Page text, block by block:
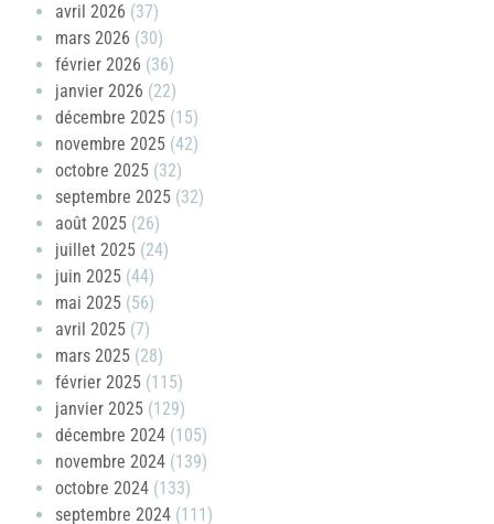
avril 2026 (37)
mars 2026 (30)
février 2026 (36)
janvier 2026 (22)
décembre 2025 (15)
novembre 2025 (42)
octobre 2025 (32)
septembre 2025 (32)
août 2025 (26)
juillet 2025 (24)
juin 2025 (44)
mai 2025 (56)
avril 2025 (7)
mars 2025 (28)
février 2025 (115)
janvier 2025 (129)
décembre 2024 (105)
novembre 2024 (139)
octobre 2024 (133)
septembre 2024 (111)